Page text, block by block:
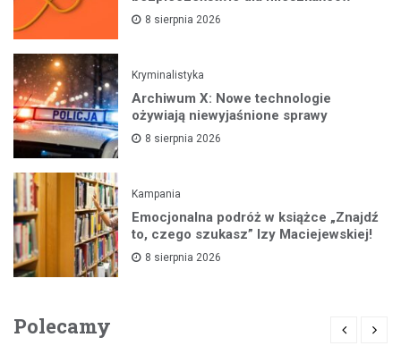
8 sierpnia 2026
Kryminalistyka
Archiwum X: Nowe technologie
ożywiają niewyjaśnione sprawy
8 sierpnia 2026
Kampania
Emocjonalna podróż w książce „Znajdź
to, czego szukasz” Izy Maciejewskiej!
8 sierpnia 2026
Polecamy